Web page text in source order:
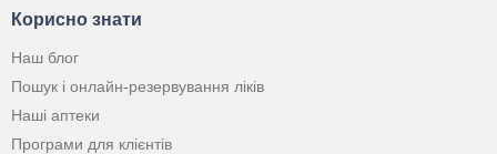
Корисно знати
Наш блог
Пошук і онлайн-резервування ліків
Наші аптеки
Програми для клієнтів